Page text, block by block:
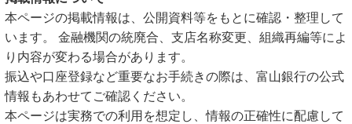
本ページの掲載情報は、公開資料等をもとに確認・整理して
います。 金融機関の統廃合、支店名称変更、組織再編等によ
り内容が変わる場合があります。
振込や口座登録など重要なお手続きの際は、富山銀行の公式
情報もあわせてご確認ください。
本ページは実務での利用を想定し、情報の正確性に配慮して